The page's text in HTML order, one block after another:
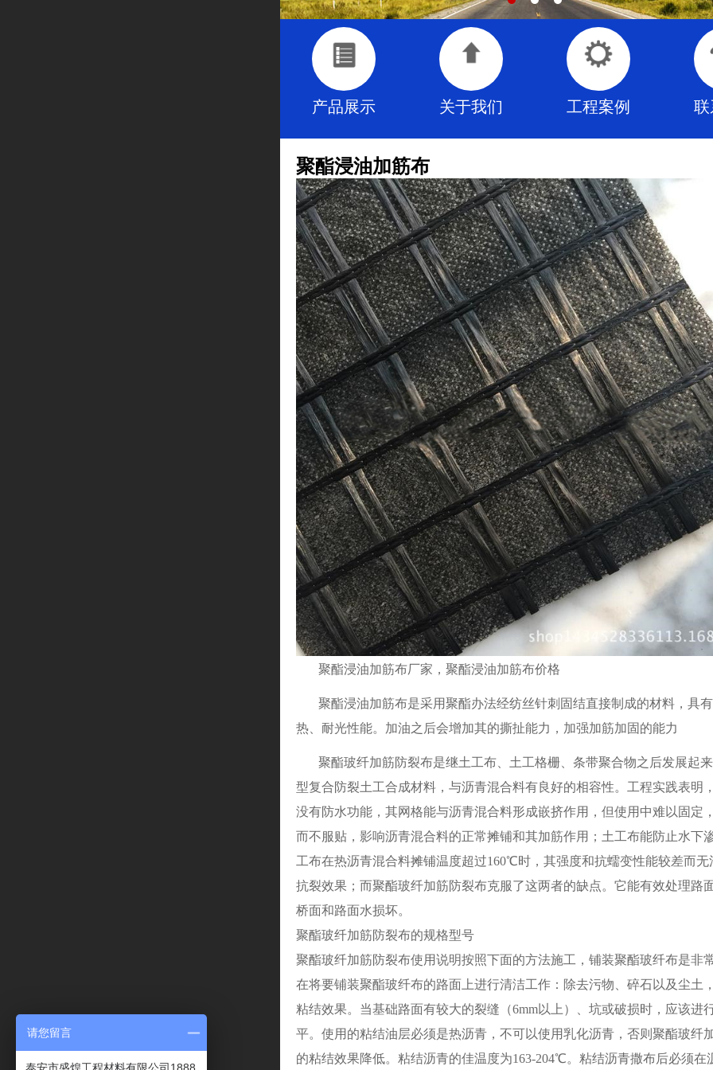
产品展示 关于我们 工程案例 联
聚酯浸油加筋布
聚酯浸油加筋布厂家，聚酯浸油加筋布价格
聚酯浸油加筋布是采用聚酯办法经纺丝针刺固结直接制成的材料，具
热、耐光性能。加油之后会增加其的撕扯能力，加强加筋加固的能力
聚酯玻纤加筋防裂布是继土工布、土工格栅、条带聚合物之后发展起
型复合防裂土工合成材料，与沥青混合料有良好的相容性。工程实践表明
没有防水功能，其网格能与沥青混合料形成嵌挤作用，但使用中难以固定
而不服贴，影响沥青混合料的正常摊铺和其加筋作用；土工布能防止水下
工布在热沥青混合料摊铺温度超过160℃时，其强度和抗蠕变性能较差而无
抗裂效果；而聚酯玻纤加筋防裂布克服了这两者的缺点。它能有效处理路
桥面和路面水损坏。
聚酯玻纤加筋防裂布的规格型号
聚酯玻纤加筋防裂布使用说明按照下面的方法施工，铺装聚酯玻纤布是非
在将要铺装聚酯玻纤布的路面上进行清洁工作：除去污物、碎石以及尘土
粘结效果。当基础路面有较大的裂缝（6mm以上）、坑或破损时，应该进
平。使用的粘结油层必须是热沥青，不可以使用乳化沥青，否则聚酯玻纤
的粘结效果降低。粘结沥青的佳温度为163-204℃。粘结沥青撒布后必须在
请您留言